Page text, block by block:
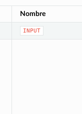
Nombre
INPUT